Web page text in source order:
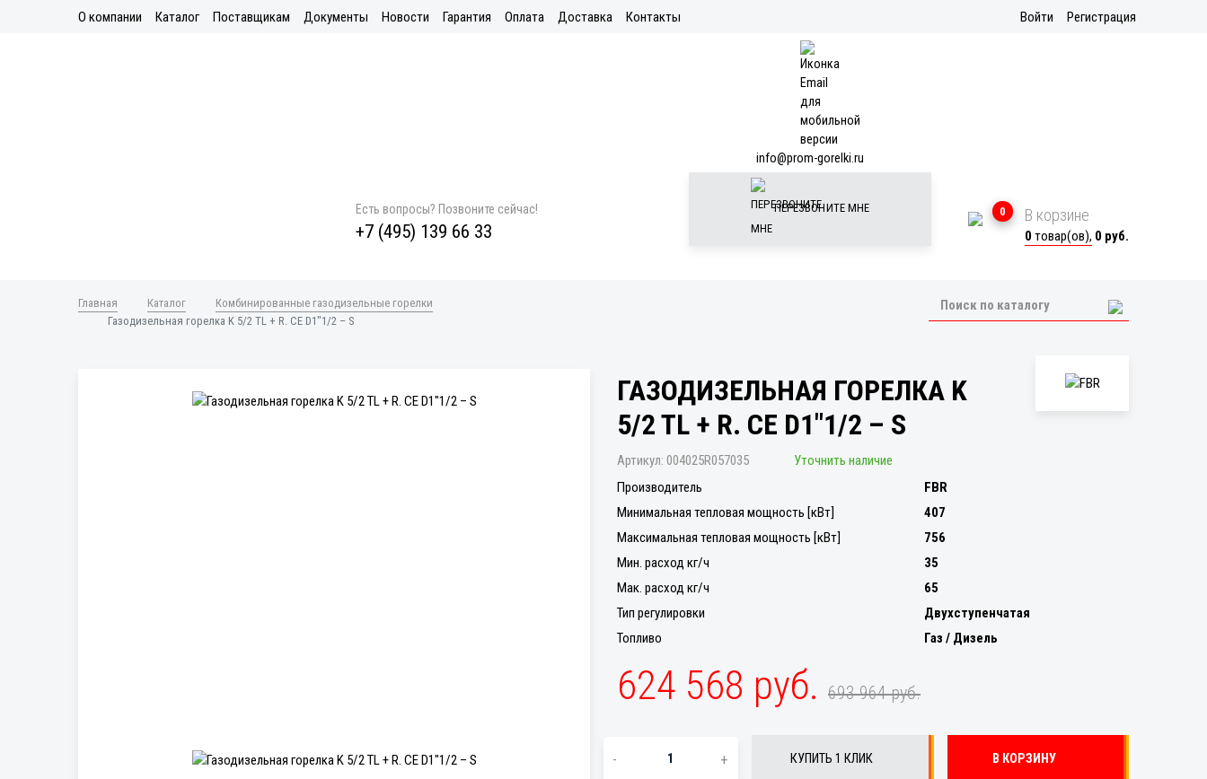
О компании Каталог Поставщикам Документы Новости Гарантия Оплата Доставка Контакты Войти Регистрация
Есть вопросы? Позвоните сейчас!
+7 (495) 139 66 33
info@prom-gorelki.ru
ПЕРЕЗВОНИТЕ МНЕ 0 В корзине
0 товар(ов), 0 руб.
Главная Каталог
Комбинированные газодизельные горелки
Газодизельная горелка K 5/2 TL + R. CE D1"1/2 – S
ГАЗОДИЗЕЛЬНАЯ ГОРЕЛКА K
5/2 TL + R. CE D1"1/2 – S
Артикул: 004025R057035
Уточнить наличие
Производитель
FBR
Минимальная тепловая мощность [кВт]
407
Максимальная тепловая мощность [кВт]
756
Мин. расход кг/ч
35
Мак. расход кг/ч
65
Тип регулировки
Двухступенчатая
Топливо
Газ / Дизель
624 568 руб. 693 964 руб.
- + КУПИТЬ 1 КЛИК В КОРЗИНУ